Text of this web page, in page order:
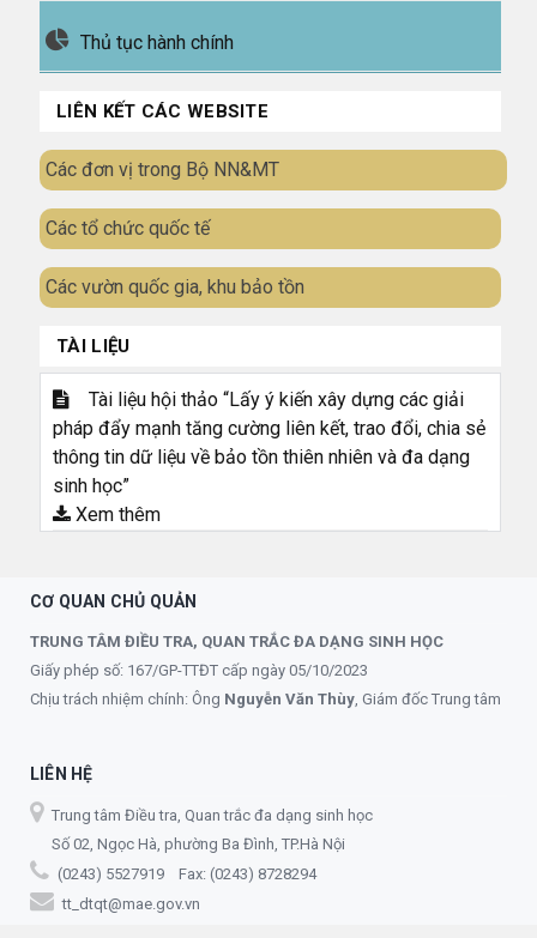
Thủ tục hành chính
LIÊN KẾT CÁC WEBSITE
Các đơn vị trong Bộ NN&MT
Các tổ chức quốc tế
Các vườn quốc gia, khu bảo tồn
TÀI LIỆU
Tài liệu hội thảo “Lấy ý kiến xây dựng các giải
pháp đẩy mạnh tăng cường liên kết, trao đổi, chia sẻ
thông tin dữ liệu về bảo tồn thiên nhiên và đa dạng
sinh học”
Xem thêm
CƠ QUAN CHỦ QUẢN
TRUNG TÂM ĐIỀU TRA, QUAN TRẮC ĐA DẠNG SINH HỌC
Giấy phép số: 167/GP-TTĐT cấp ngày 05/10/2023
Chịu trách nhiệm chính: Ông Nguyễn Văn Thùy, Giám đốc Trung tâm
LIÊN HỆ
Trung tâm Điều tra, Quan trắc đa dạng sinh học
Số 02, Ngọc Hà, phường Ba Đình, TP.Hà Nội
(0243) 5527919 Fax: (0243) 8728294
tt_dtqt@mae.gov.vn